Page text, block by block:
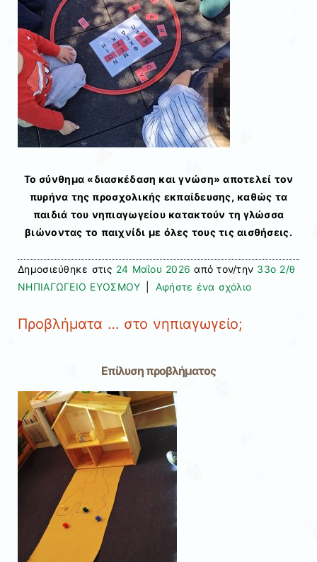
Το σύνθημα «διασκέδαση και γνώση» αποτελεί τον
πυρήνα της προσχολικής εκπαίδευσης, καθώς τα
παιδιά του νηπιαγωγείου κατακτούν τη γλώσσα
βιώνοντας το παιχνίδι με όλες τους τις αισθήσεις.
Δημοσιεύθηκε στις 24 Μαΐου 2026 από τον/την 33ο 2/θ
ΝΗΠΙΑΓΩΓΕΙΟ ΕΥΟΣΜΟΥ
Αφήστε ένα σχόλιο
Προβλήματα … στο νηπιαγωγείο;
Επίλυση προβλήματος